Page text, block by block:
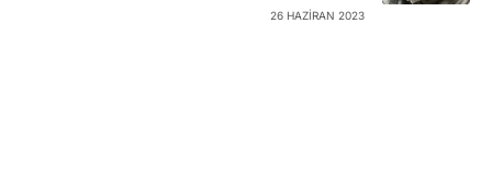
26 HAZIRAN 2023